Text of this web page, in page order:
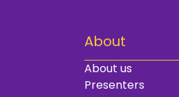
About
About us
Presenters